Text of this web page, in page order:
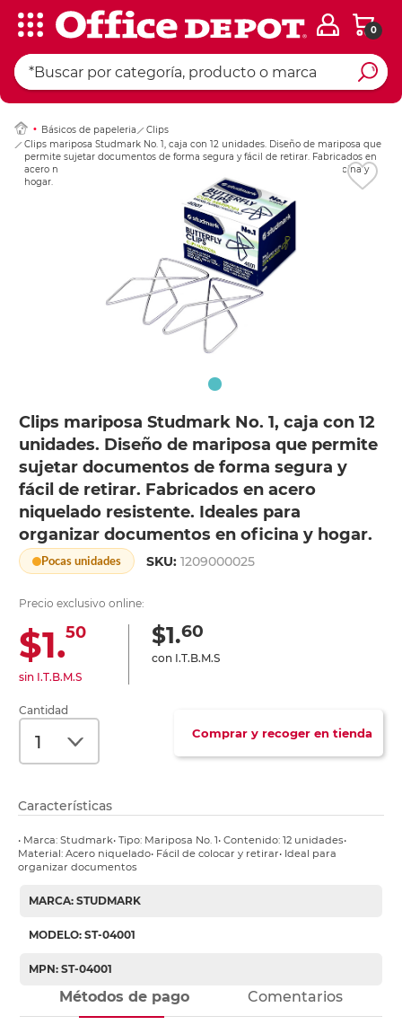
0
Básicos de papeleria
Clips
Clips mariposa Studmark No. 1, caja con 12 unidades. Diseño de mariposa que
permite sujetar documentos de forma segura y fácil de retirar. Fabricados en
acero niquelado resistente. Ideales para organizar documentos en oficina y
hogar.
Clips mariposa Studmark No. 1, caja con 12
unidades. Diseño de mariposa que permite
sujetar documentos de forma segura y
fácil de retirar. Fabricados en acero
niquelado resistente. Ideales para
organizar documentos en oficina y hogar.
Pocas unidades SKU:1209000025
Precio exclusivo online:
$1.50
sin I.T.B.M.S
$1.60
con I.T.B.M.S
Cantidad
Comprar y recoger en tienda
Ingresar Codigo
Características
• Marca: Studmark• Tipo: Mariposa No. 1• Contenido: 12 unidades•
Material: Acero niquelado• Fácil de colocar y retirar• Ideal para
organizar documentos
MARCA: STUDMARK
MODELO: ST-04001
MPN: ST-04001
Métodos de pago Comentarios